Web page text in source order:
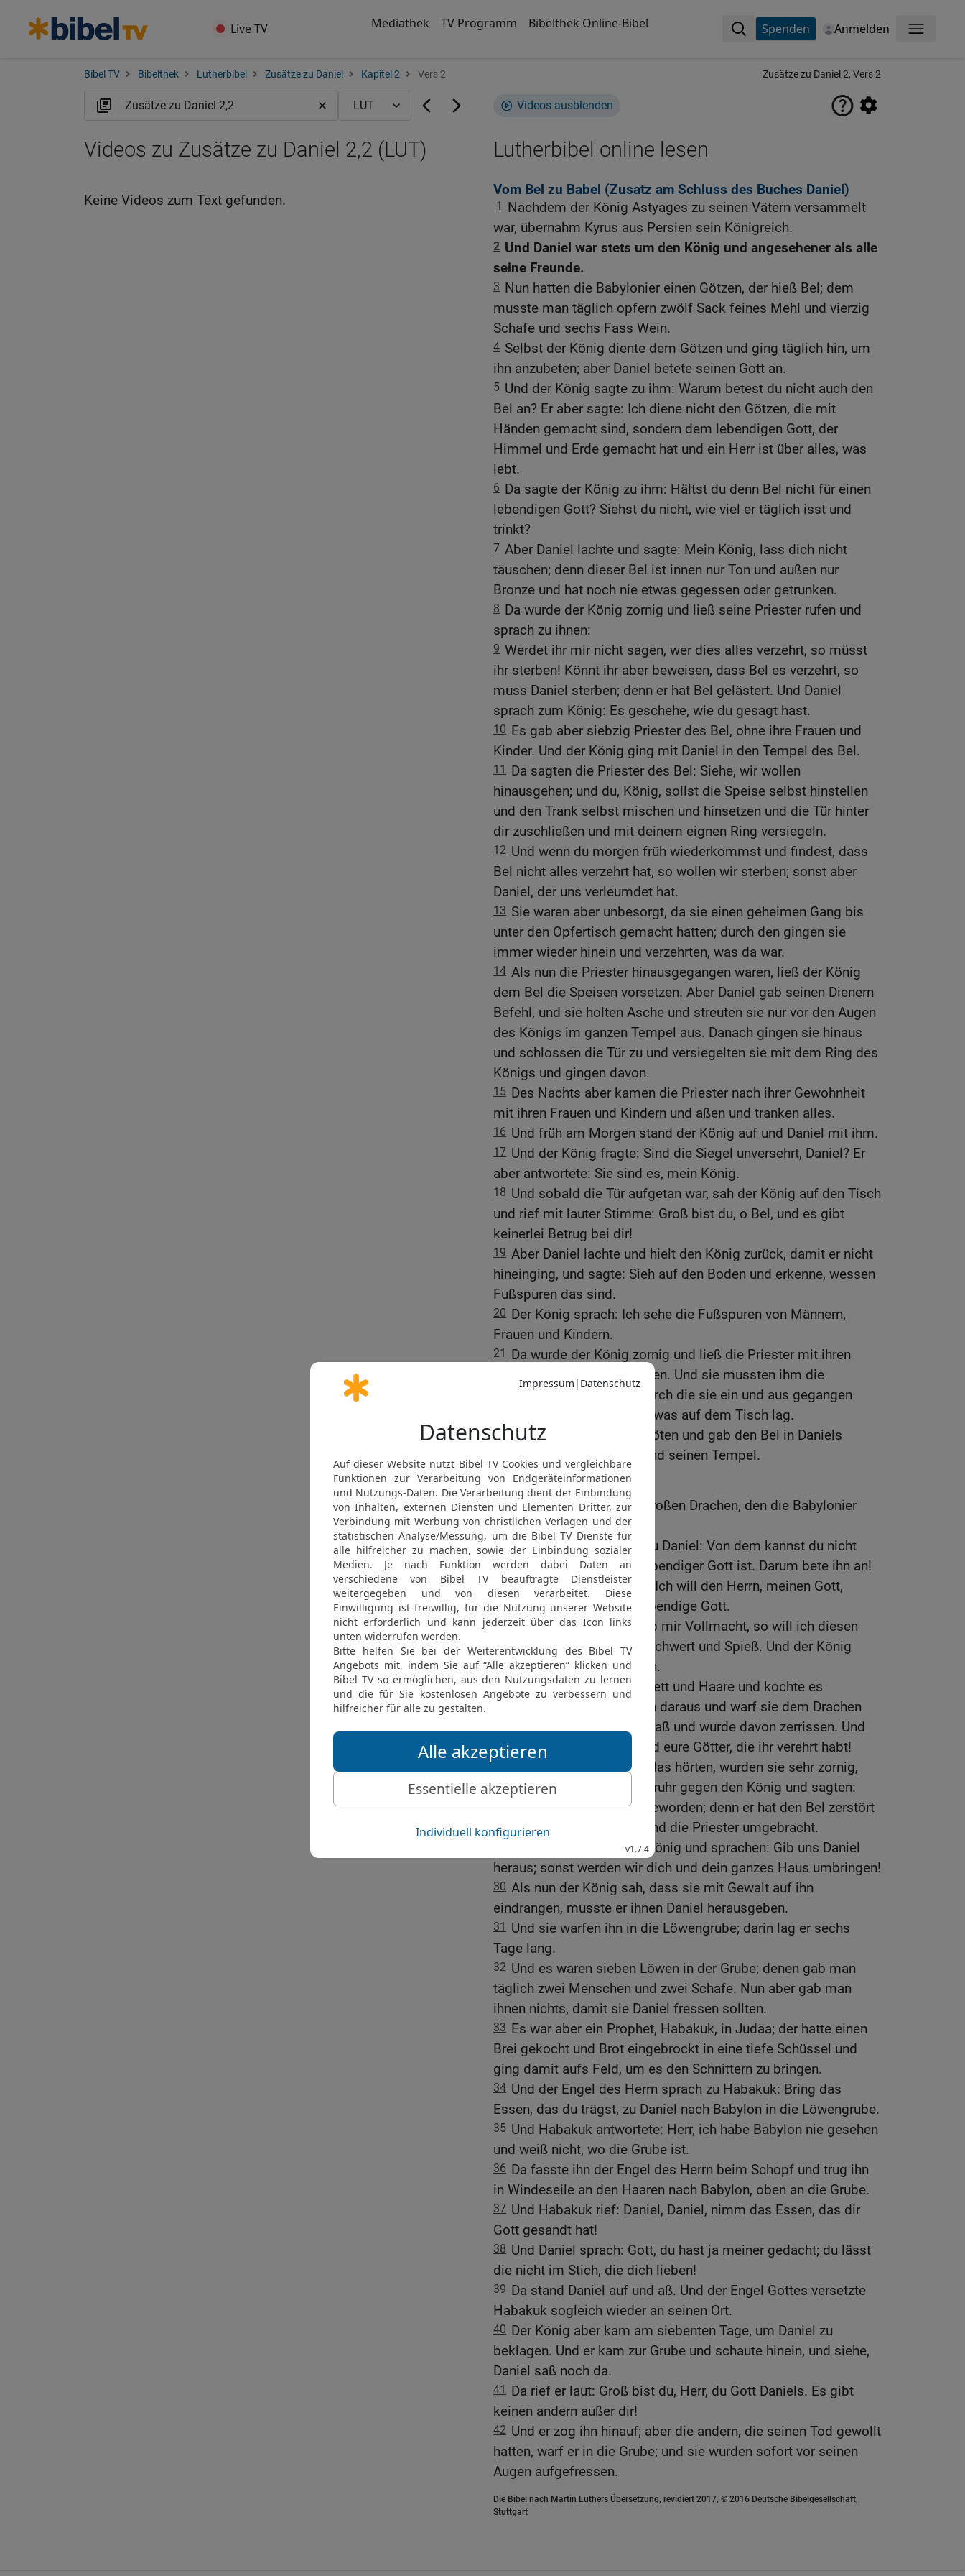
Live TV Mediathek TV Programm Bibelthek Online-Bibel Spenden Anmelden Menü
Bibel TV Bibelthek Lutherbibel Zusätze zu Daniel Kapitel 2 Vers 2 Zusätze zu Daniel 2, Vers 2
Videos ausblenden
Lutherbibel online lesen
Vom Bel zu Babel (Zusatz am Schluss des Buches Daniel)
1
Nachdem der König Astyages zu seinen Vätern versammelt
war, übernahm Kyrus aus Persien sein Königreich.
2 Und Daniel war stets um den König und angesehener als alle
seine Freunde.
3 Nun hatten die Babylonier einen Götzen, der hieß Bel; dem
musste man täglich opfern zwölf Sack feines Mehl und vierzig
Schafe und sechs Fass Wein.
4 Selbst der König diente dem Götzen und ging täglich hin, um
ihn anzubeten; aber Daniel betete seinen Gott an.
5 Und der König sagte zu ihm: Warum betest du nicht auch den
Bel an? Er aber sagte: Ich diene nicht den Götzen, die mit
Händen gemacht sind, sondern dem lebendigen Gott, der
Himmel und Erde gemacht hat und ein Herr ist über alles, was
lebt.
6 Da sagte der König zu ihm: Hältst du denn Bel nicht für einen
lebendigen Gott? Siehst du nicht, wie viel er täglich isst und
trinkt?
7 Aber Daniel lachte und sagte: Mein König, lass dich nicht
täuschen; denn dieser Bel ist innen nur Ton und außen nur
Bronze und hat noch nie etwas gegessen oder getrunken.
8 Da wurde der König zornig und ließ seine Priester rufen und
sprach zu ihnen:
9 Werdet ihr mir nicht sagen, wer dies alles verzehrt, so müsst
ihr sterben! Könnt ihr aber beweisen, dass Bel es verzehrt, so
muss Daniel sterben; denn er hat Bel gelästert. Und Daniel
sprach zum König: Es geschehe, wie du gesagt hast.
10 Es gab aber siebzig Priester des Bel, ohne ihre Frauen und
Kinder. Und der König ging mit Daniel in den Tempel des Bel.
11
Da sagten die Priester des Bel: Siehe, wir wollen
hinausgehen; und du, König, sollst die Speise selbst hinstellen
und den Trank selbst mischen und hinsetzen und die Tür hinter
dir zuschließen und mit deinem eignen Ring versiegeln.
12 Und wenn du morgen früh wiederkommst und findest, dass
Bel nicht alles verzehrt hat, so wollen wir sterben; sonst aber
Daniel, der uns verleumdet hat.
13 Sie waren aber unbesorgt, da sie einen geheimen Gang bis
unter den Opfertisch gemacht hatten; durch den gingen sie
immer wieder hinein und verzehrten, was da war.
14 Als nun die Priester hinausgegangen waren, ließ der König
dem Bel die Speisen vorsetzen. Aber Daniel gab seinen Dienern
Befehl, und sie holten Asche und streuten sie nur vor den Augen
des Königs im ganzen Tempel aus. Danach gingen sie hinaus
und schlossen die Tür zu und versiegelten sie mit dem Ring des
Königs und gingen davon.
15 Des Nachts aber kamen die Priester nach ihrer Gewohnheit
mit ihren Frauen und Kindern und aßen und tranken alles.
16 Und früh am Morgen stand der König auf und Daniel mit ihm.
17 Und der König fragte: Sind die Siegel unversehrt, Daniel? Er
aber antwortete: Sie sind es, mein König.
18 Und sobald die Tür aufgetan war, sah der König auf den Tisch
und rief mit lauter Stimme: Groß bist du, o Bel, und es gibt
keinerlei Betrug bei dir!
19 Aber Daniel lachte und hielt den König zurück, damit er nicht
hineinging, und sagte: Sieh auf den Boden und erkenne, wessen
Fußspuren das sind.
20 Der König sprach: Ich sehe die Fußspuren von Männern,
Frauen und Kindern.
21
Da wurde der König zornig und ließ die Priester mit ihren
Frauen und Kindern ergreifen. Und sie mussten ihm die
geheimen Türen zeigen, durch die sie ein und aus gegangen
waren und verzehrt hatten, was auf dem Tisch lag.
22 Und der König ließ sie töten und gab den Bel in Daniels
Gewalt; der zerstörte ihn und seinen Tempel.
Vom Drachen zu Babel
23 Es gab da auch einen großen Drachen, den die Babylonier
anbeteten.
24
Und der König sprach zu Daniel: Von dem kannst du nicht
behaupten, dass er kein lebendiger Gott ist. Darum bete ihn an!
25 Aber Daniel antwortete: Ich will den Herrn, meinen Gott,
anbeten; denn er ist der lebendige Gott.
26 Du aber, mein König, gib mir Vollmacht, so will ich diesen
Drachen umbringen ohne Schwert und Spieß. Und der König
sprach: Sie sei dir gegeben.
27 Da nahm Daniel Pech, Fett und Haare und kochte es
zusammen, machte Fladen daraus und warf sie dem Drachen
ins Maul; und der Drache fraß und wurde davon zerrissen. Und
Daniel sagte: Seht, das sind eure Götter, die ihr verehrt habt!
Als nun die Babylonier das hörten, wurden sie sehr zornig,
und sie machten einen Aufruhr gegen den König und sagten:
Unser König ist ein Jude geworden; denn er hat den Bel zerstört
und den Drachen getötet und die Priester umgebracht.
Und sie traten vor den König und sprachen: Gib uns Daniel
heraus; sonst werden wir dich und dein ganzes Haus umbringen!
30 Als nun der König sah, dass sie mit Gewalt auf ihn
eindrangen, musste er ihnen Daniel herausgeben.
31
Und sie warfen ihn in die Löwengrube; darin lag er sechs
Tage lang.
32 Und es waren sieben Löwen in der Grube; denen gab man
täglich zwei Menschen und zwei Schafe. Nun aber gab man
ihnen nichts, damit sie Daniel fressen sollten.
33 Es war aber ein Prophet, Habakuk, in Judäa; der hatte einen
Brei gekocht und Brot eingebrockt in eine tiefe Schüssel und
ging damit aufs Feld, um es den Schnittern zu bringen.
34 Und der Engel des Herrn sprach zu Habakuk: Bring das
Essen, das du trägst, zu Daniel nach Babylon in die Löwengrube.
35 Und Habakuk antwortete: Herr, ich habe Babylon nie gesehen
und weiß nicht, wo die Grube ist.
36 Da fasste ihn der Engel des Herrn beim Schopf und trug ihn
in Windeseile an den Haaren nach Babylon, oben an die Grube.
37 Und Habakuk rief: Daniel, Daniel, nimm das Essen, das dir
Gott gesandt hat!
38 Und Daniel sprach: Gott, du hast ja meiner gedacht; du lässt
die nicht im Stich, die dich lieben!
39 Da stand Daniel auf und aß. Und der Engel Gottes versetzte
Habakuk sogleich wieder an seinen Ort.
40 Der König aber kam am siebenten Tage, um Daniel zu
beklagen. Und er kam zur Grube und schaute hinein, und siehe,
Daniel saß noch da.
41
Da rief er laut: Groß bist du, Herr, du Gott Daniels. Es gibt
keinen andern außer dir!
42 Und er zog ihn hinauf; aber die andern, die seinen Tod gewollt
hatten, warf er in die Grube; und sie wurden sofort vor seinen
Augen aufgefressen.
Die Bibel nach Martin Luthers Übersetzung, revidiert 2017, © 2016 Deutsche Bibelgesellschaft,
Stuttgart
Videos zu Zusätze zu Daniel 2,2 (LUT)
Keine Videos zum Text gefunden.